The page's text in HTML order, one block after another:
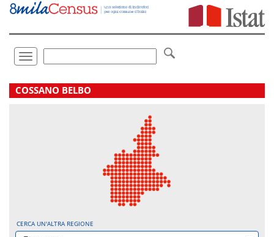
Vai
direttamente
Toggle
navigation
.
COSSANO BELBO
CERCA UN'ALTRA REGIONE